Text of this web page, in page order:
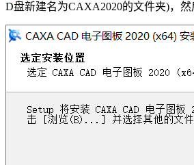
D盘新建名为CAXA2020的文件夹)，然